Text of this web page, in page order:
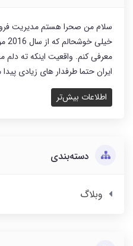
سلام من صحرا هستم مدیریت
معرفی کنم. واقعیت اینکه ته دلم
ایران حتما طرفدار های زیادی پیدا
اطلاعات بیش‌تر
دسته‌بندی
وبلاگ